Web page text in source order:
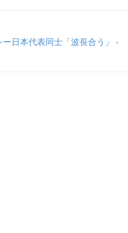
日本代表同士「波長合う」 -